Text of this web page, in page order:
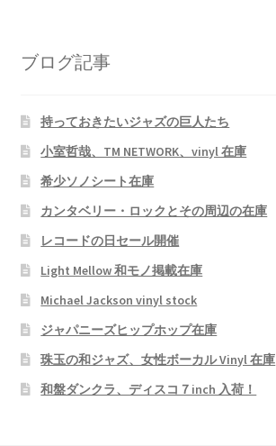
ブログ記事
持っておきたいジャズの巨人たち
小室哲哉、TM NETWORK、vinyl 在庫
希少ソノシート在庫
カンタベリー・ロックとその周辺の在庫
レコードの日セール開催
Light Mellow 和モノ掲載在庫
Michael Jackson vinyl stock
ジャパニーズヒップホップ在庫
珠玉の和ジャズ、女性ボーカル Vinyl 在庫
和盤ダンクラ、ディスコ７inch 入荷！